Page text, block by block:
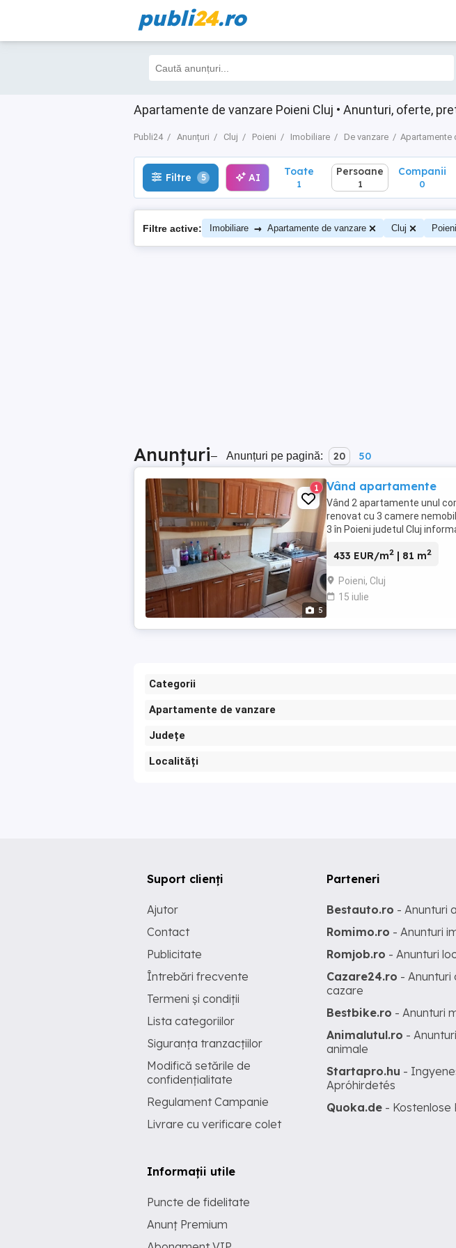
publi24.ro
Apartamente de vanzare Poieni Cluj • Anunturi, oferte,
Publi24 Anunțuri Cluj Poieni Imobiliare De vanzare Apartamente
Filtre 5 AI
Filtre 5 AI Toate
1
Persoane
1
Companii
0
Filtre active: Imobiliare → Apartamente de vanzare Cluj Poieni
Anunțuri– Anunțuri pe pagină: 20 50
5
1 Vând apartamente
Vând 2 apartamente unul
renovat cu 3 camere
3 în Poieni judetul Cluj
433 EUR/m2 | 81 m2
Poieni, Cluj
15 iulie
Categorii
Apartamente de vanzare
Județe
Localități
Suport clienți
Ajutor
Contact
Publicitate
Întrebări frecvente
Termeni și condiții
Lista categoriilor
Siguranța tranzacțiilor
Modifică setările de
confidențialitate
Regulament Campanie
Livrare cu verificare colet
Informații utile
Puncte de fidelitate
Anunț Premium
Parteneri
Bestauto.ro - Anunturi
Romimo.ro - Anunturi
Romjob.ro - Anunturi
Cazare24.ro - Anunturi
cazare
Bestbike.ro - Anunturi
Animalutul.ro -
animale
Startapro.hu -
Apróhirdetés
Quoka.de - Kostenlose